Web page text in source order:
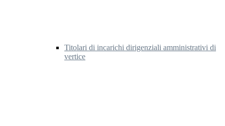
Titolari di incarichi dirigenziali amministrativi di
vertice